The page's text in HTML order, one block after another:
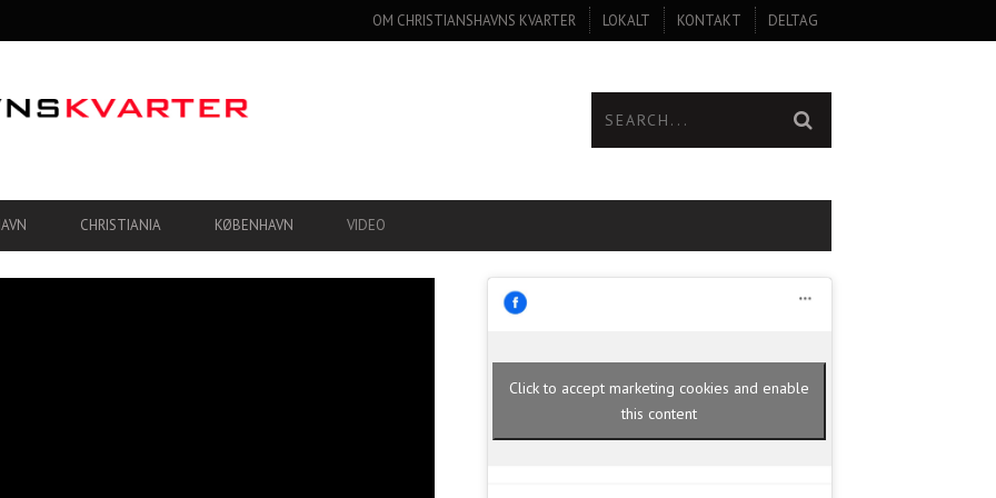
OM CHRISTIANSHAVNS KVARTER LOKALT KONTAKT DELTAG
CHRISTIANIA KØBENHAVN VIDEO
Click to accept marketing cookies and enable
this content